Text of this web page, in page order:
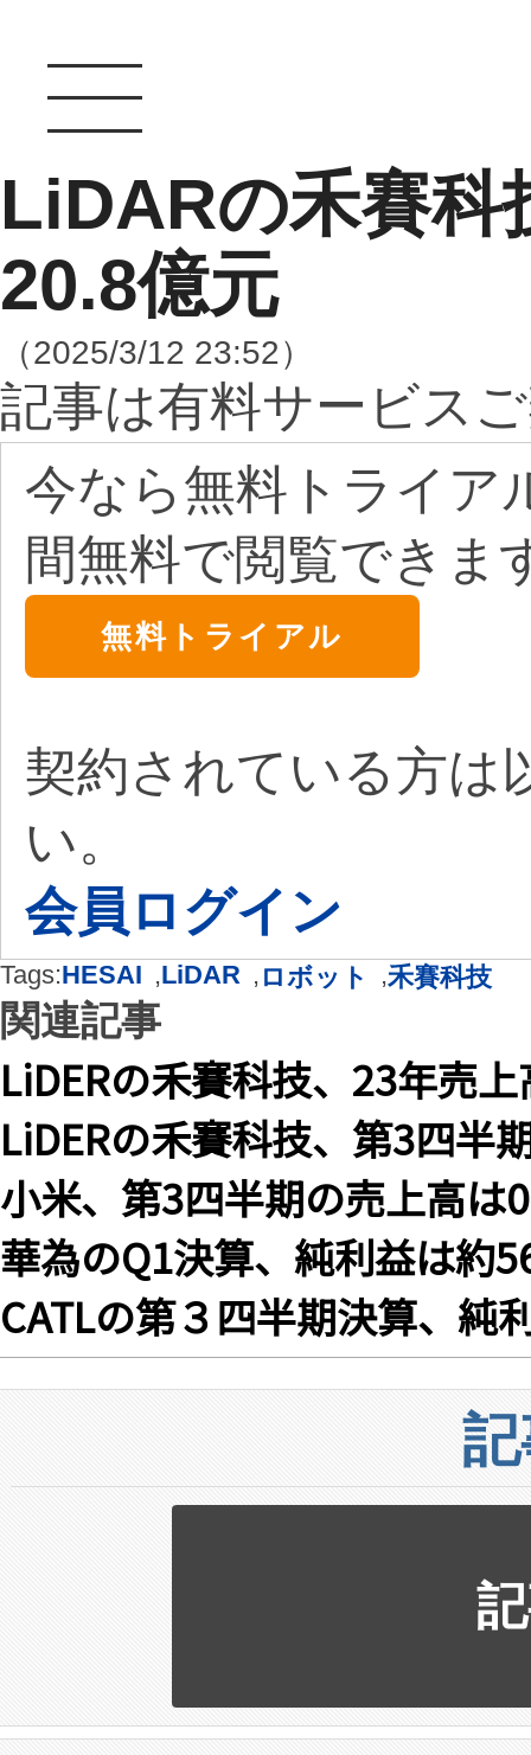
LiDARの禾賽科
20.8億元
（2025/3/12 23:52）
記事は有料サービス
今なら無料トライア
間無料で閲覧できま
無料トライアル
契約されている方は
い。
会員ログイン
Tags:HESAI ,LiDAR , ロボット ,禾賽科技
関連記事
LiDERの禾賽科技、23年売
LiDERの禾賽科技、第3四半
小米、第3四半期の売上高は
華為のQ1決算、純利益は約
CATLの第３四半期決算、純